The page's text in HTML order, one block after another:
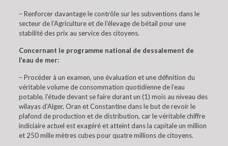
– Renforcer davantage le contrôle sur les subventions dans le
secteur de l’Agriculture et de l’élevage de bétail pour une
stabilité des prix au service des citoyens.
Concernant le programme national de dessalement de
l’eau de mer:
– Procéder à un examen, une évaluation et une définition du
véritable volume de consommation quotidienne de l’eau
potable, l’étude devant se faire durant un (1) mois au niveau des
wilayas d’Alger, Oran et Constantine dans le but de revoir le
plafond de production et de distribution, car le véritable chiffre
indiciaire actuel est exagéré et atteint dans la capitale un million
et 250 mille mètres cubes pour quatre millions de citoyens.